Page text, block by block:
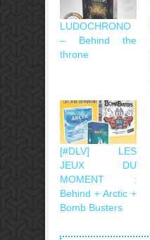
LUDOCHRONO
– Behind the
throne
[#DLV] LES
JEUX DU
MOMENT :
Behind + Arctic +
Bomb Busters